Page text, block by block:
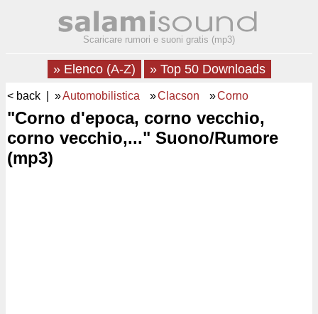
Scaricare rumori e suoni gratis (mp3)
» Elenco (A-Z) » Top 50 Downloads
< back | »Automobilistica »Clacson »Corno
"Corno d'epoca, corno vecchio,
corno vecchio,..." Suono/Rumore
(mp3)